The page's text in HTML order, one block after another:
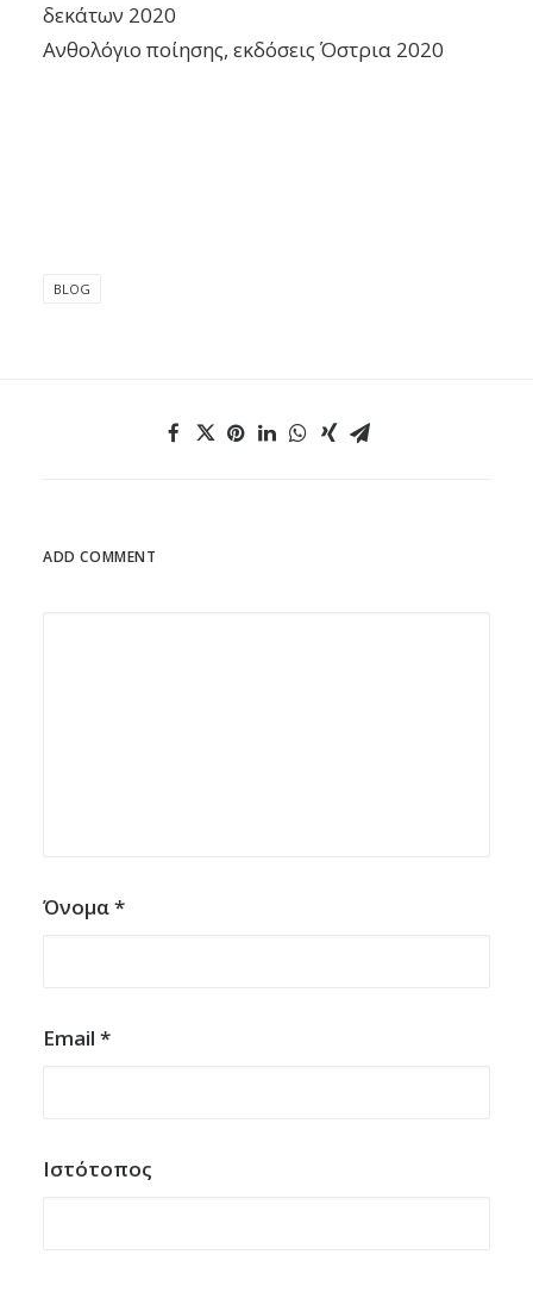
δεκάτων 2020
Ανθολόγιο ποίησης, εκδόσεις Όστρια 2020
BLOG
ADD COMMENT
Όνομα*
Email *
Ιστότοπος